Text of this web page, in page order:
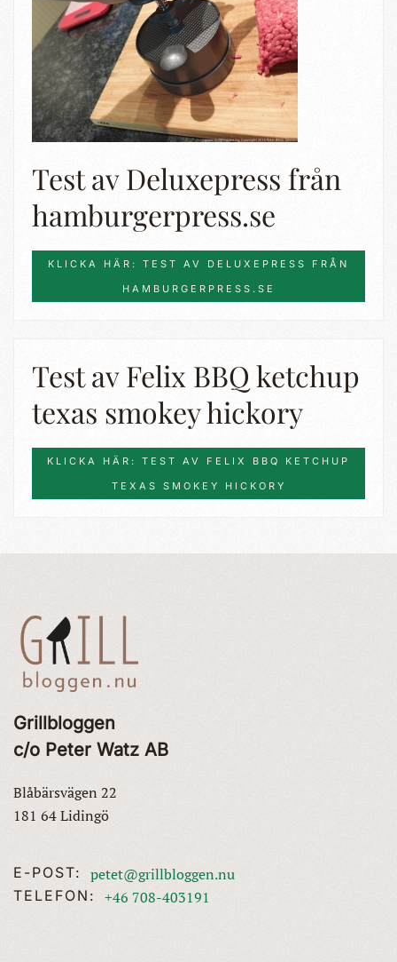
Test av Deluxepress från
hamburgerpress.se
KLICKA HÄR: TEST AV DELUXEPRESS FRÅN
HAMBURGERPRESS.SE
Test av Felix BBQ ketchup
texas smokey hickory
KLICKA HÄR: TEST AV FELIX BBQ KETCHUP
TEXAS SMOKEY HICKORY
Grillbloggen
c/o Peter Watz AB
Blåbärsvägen 22
181 64 Lidingö
E-POST: petet@grillbloggen.nu
TELEFON: +46 708-403191